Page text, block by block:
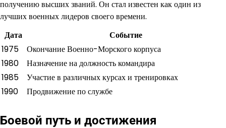
получению высших званий. Он стал известен как один из
лучших военных лидеров своего времени.
Дата
Событие
1975
Окончание Военно-Морского корпуса
1980
Назначение на должность командира
1985
Участие в различных курсах и тренировках
1990
Продвижение по службе
Боевой путь и достижения